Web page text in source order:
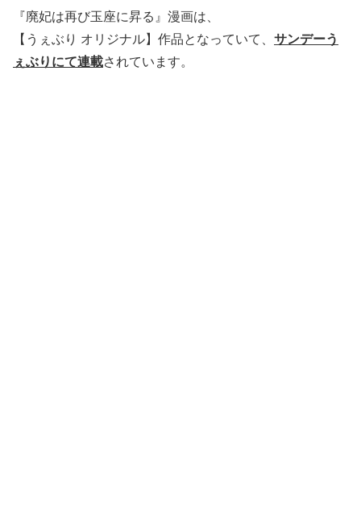
『廃妃は再び玉座に昇る』漫画は、
【うぇぶり オリジナル】作品となっていて、 サンデーう
ぇぶりにて連載されています。